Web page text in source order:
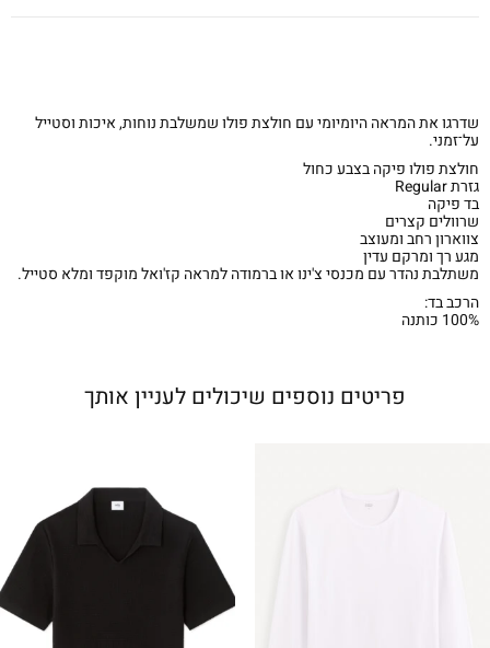
שדרגו את המראה היומיומי עם חולצת פולו שמשלבת נוחות, איכות וסטייל
על־זמני.
חולצת פולו פיקה בצבע כחול
גזרת Regular
בד פיקה
שרוולים קצרים
צווארון רחב ומעוצב
מגע רך ומרקם עדין
משתלבת נהדר עם מכנסי צ'ינו או ברמודה למראה קז'ואל מוקפד ומלא סטייל.
הרכב בד:
100% כותנה
פריטים נוספים שיכולים לעניין אותך